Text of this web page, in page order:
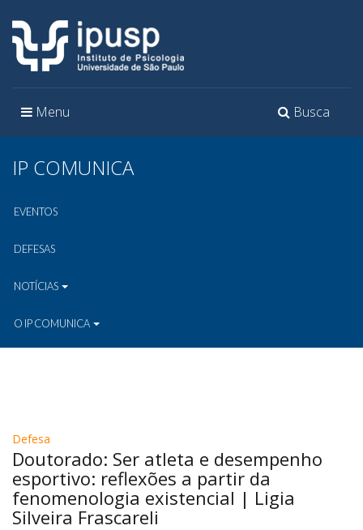
Toggle
Busca
Toggle
Menu
IP COMUNICA
EVENTOS
DEFESAS
NOTÍCIAS
O IP COMUNICA
Defesa
Doutorado: Ser atleta e desempenho
esportivo: reflexões a partir da
fenomenologia existencial | Ligia
Silveira Frascareli